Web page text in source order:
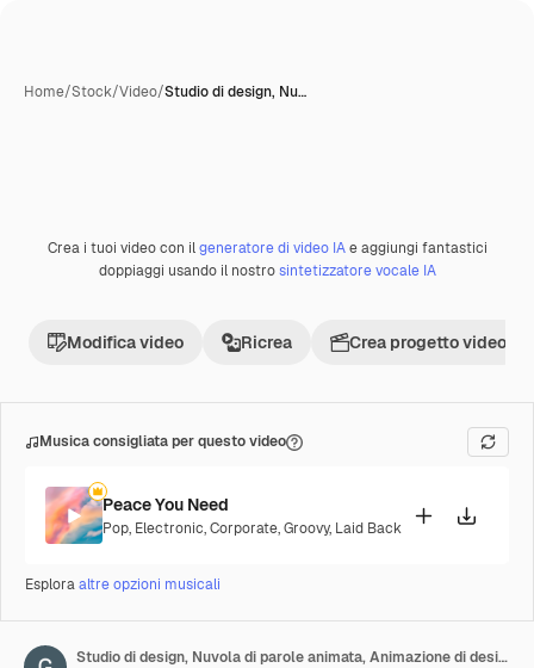
Home/Stock/Video/Studio di design, Nu…
Premium
Crea i tuoi video con ilgeneratore di video IAe aggiungi fantastici
doppiaggi usando il nostrosintetizzatore vocale IA
Modifica video Ricrea Crea progetto video
Musica consigliata per questo video
Peace You Need
Pop, Electronic,Corporate,Groovy, Laid Back
Esploraaltre opzioni musicali
Studio di design, Nuvola di parole animata, Animazione di design del testo